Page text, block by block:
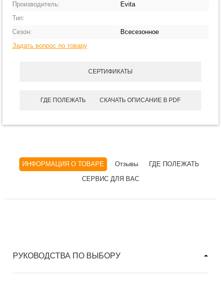
Производитель:
Evita
Тип:
Сезон:
Всесезонное
Задать вопрос по товару
СЕРТИФИКАТЫ
ГДЕ ПОЛЕЖАТЬ СКАЧАТЬ ОПИСАНИЕ В PDF
ИНФОРМАЦИЯ О ТОВАРЕ Отзывы
ГДЕ ПОЛЕЖАТЬ
СЕРВИС ДЛЯ ВАС
РУКОВОДСТВА ПО ВЫБОРУ